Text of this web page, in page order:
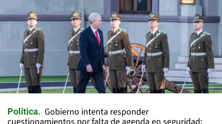
Política
Gobierno intenta responder